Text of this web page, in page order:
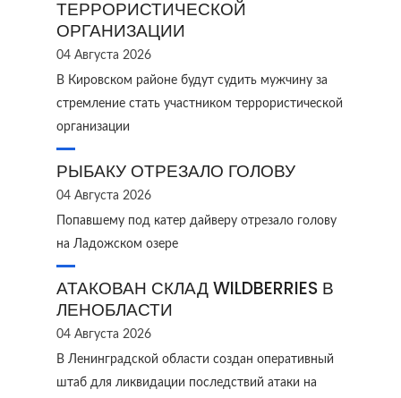
ТЕРРОРИСТИЧЕСКОЙ
ОРГАНИЗАЦИИ
04 Августа 2026
В Кировском районе будут судить мужчину за
стремление стать участником террористической
организации
РЫБАКУ ОТРЕЗАЛО ГОЛОВУ
04 Августа 2026
Попавшему под катер дайверу отрезало голову
на Ладожском озере
АТАКОВАН СКЛАД WILDBERRIES В
ЛЕНОБЛАСТИ
04 Августа 2026
В Ленинградской области создан оперативный
штаб для ликвидации последствий атаки на